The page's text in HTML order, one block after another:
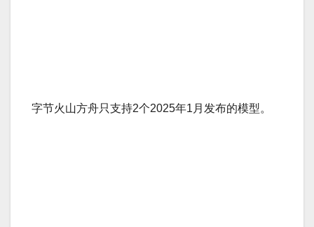
字节火山方舟只支持2个2025年1月发布的模型。